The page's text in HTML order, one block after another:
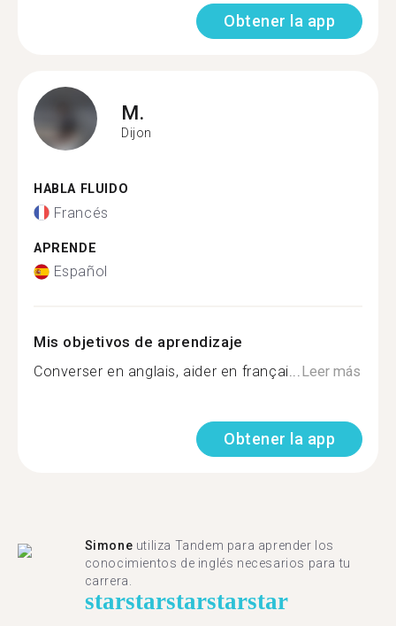
Obtener la app
M.
Dijon
HABLA FLUIDO
Francés
APRENDE
Español
Mis objetivos de aprendizaje
Converser en anglais, aider en françai...Leer más
Obtener la app
Simone utiliza Tandem para aprender los
conocimientos de inglés necesarios para tu
carrera.
starstarstarstarstar